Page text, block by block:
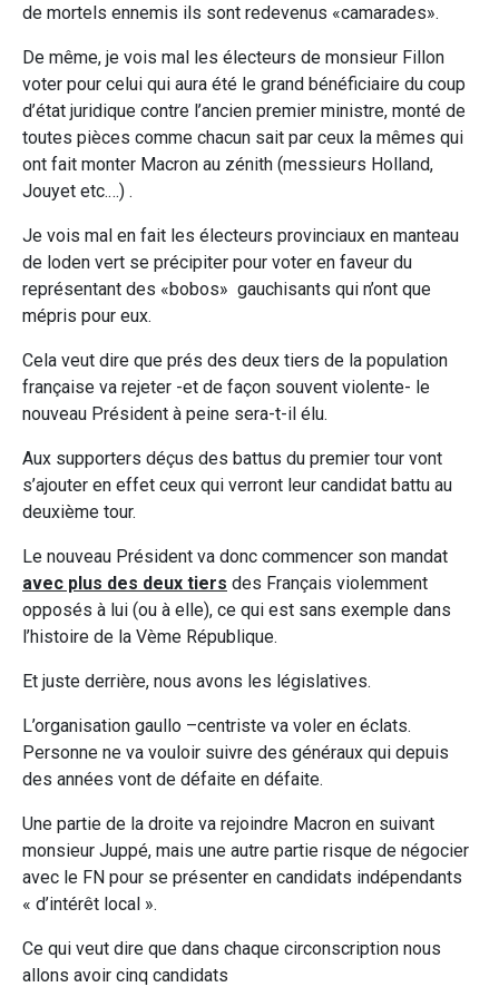
de mortels ennemis ils sont redevenus «camarades».
De même, je vois mal les électeurs de monsieur Fillon
voter pour celui qui aura été le grand bénéficiaire du coup
d’état juridique contre l’ancien premier ministre, monté de
toutes pièces comme chacun sait par ceux la mêmes qui
ont fait monter Macron au zénith (messieurs Holland,
Jouyet etc.…) .
Je vois mal en fait les électeurs provinciaux en manteau
de loden vert se précipiter pour voter en faveur du
représentant des «bobos» gauchisants qui n’ont que
mépris pour eux.
Cela veut dire que prés des deux tiers de la population
française va rejeter -et de façon souvent violente- le
nouveau Président à peine sera-t-il élu.
Aux supporters déçus des battus du premier tour vont
s’ajouter en effet ceux qui verront leur candidat battu au
deuxième tour.
Le nouveau Président va donc commencer son mandat
avec plus des deux tiers des Français violemment
opposés à lui (ou à elle), ce qui est sans exemple dans
l’histoire de la Vème République.
Et juste derrière, nous avons les législatives.
L’organisation gaullo –centriste va voler en éclats.
Personne ne va vouloir suivre des généraux qui depuis
des années vont de défaite en défaite.
Une partie de la droite va rejoindre Macron en suivant
monsieur Juppé, mais une autre partie risque de négocier
avec le FN pour se présenter en candidats indépendants
« d’intérêt local ».
Ce qui veut dire que dans chaque circonscription nous
allons avoir cinq candidats